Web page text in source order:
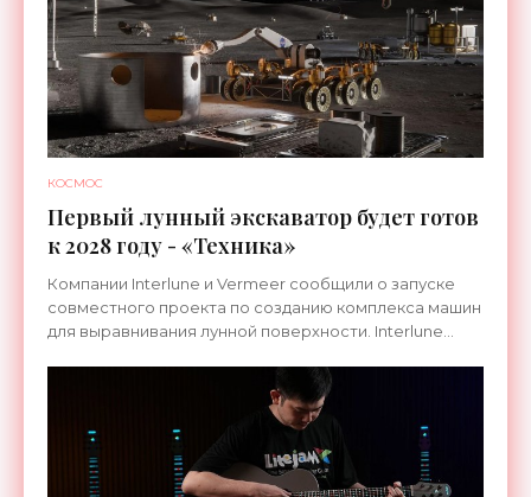
КОСМОС
Первый лунный экскаватор будет готов
к 2028 году - «Техника»
Компании Interlune и Vermeer сообщили о запуске
совместного проекта по созданию комплекса машин
для выравнивания лунной поверхности. Interlune